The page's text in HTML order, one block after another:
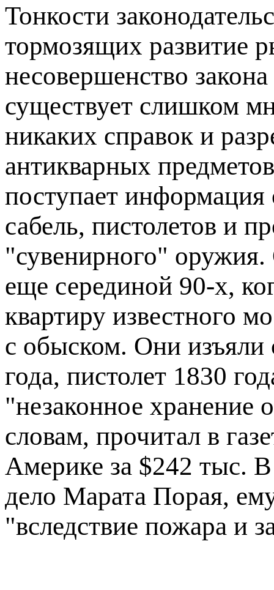
Тонкости
тормозящих развитие
несовершенство
существует слишком
никаких справок и
антикварных
поступает информация
сабель, пистолетов и
"сувенирного"
еще серединой 90-х,
квартиру известного
с обыском. Они изъяли
года, пистолет 1830
"незаконное хранение
словам, прочитал в
Америке за $242 тыс.
дело Марата Порая,
"вследствие пожара и